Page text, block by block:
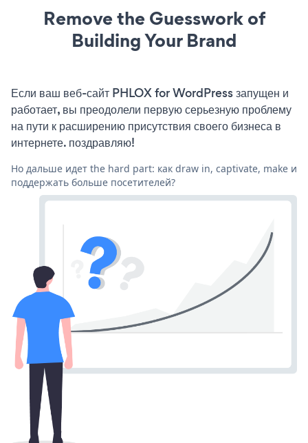
Remove the Guesswork of
Building Your Brand
Если ваш веб-сайт PHLOX for WordPress запущен и
работает, вы преодолели первую серьезную проблему
на пути к расширению присутствия своего бизнеса в
интернете. поздравляю!
Но дальше идет the hard part: как draw in, captivate, make и
поддержать больше посетителей?